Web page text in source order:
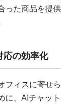
った商品を提供
応の効率化
フィスに寄せら
に、AIチャット